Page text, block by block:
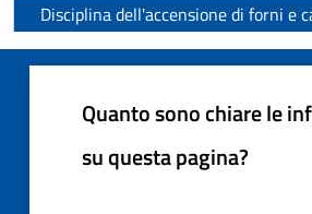
Disciplina dell'accensione di forni e
Quanto sono chiare le
su questa pagina?